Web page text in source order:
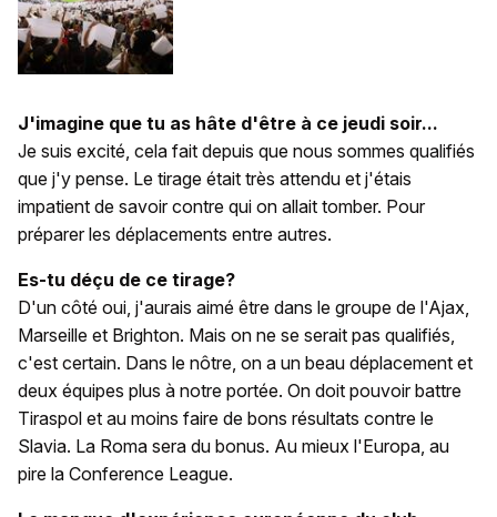
J'imagine que tu as hâte d'être à ce jeudi soir...
Je suis excité, cela fait depuis que nous sommes qualifiés
que j'y pense. Le tirage était très attendu et j'étais
impatient de savoir contre qui on allait tomber. Pour
préparer les déplacements entre autres.
Es-tu déçu de ce tirage?
D'un côté oui, j'aurais aimé être dans le groupe de l'Ajax,
Marseille et Brighton. Mais on ne se serait pas qualifiés,
c'est certain. Dans le nôtre, on a un beau déplacement et
deux équipes plus à notre portée. On doit pouvoir battre
Tiraspol et au moins faire de bons résultats contre le
Slavia. La Roma sera du bonus. Au mieux l'Europa, au
pire la Conference League.